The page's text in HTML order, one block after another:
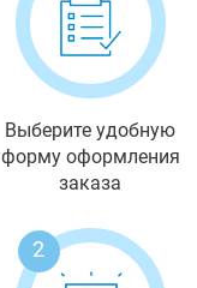
Выберите удобную
форму оформления
заказа
2